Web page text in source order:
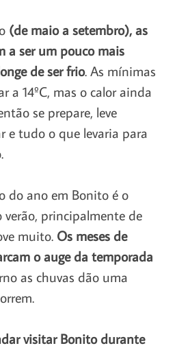
(de maio a setembro), as
a ser um pouco mais
de ser frio. As mínimas
a 14ºC, mas o calor ainda
se prepare, leve
e tudo o que levaria para
do ano em Bonito é o
verão, principalmente de
muito. Os meses de
o auge da temporada
as chuvas dão uma
visitar Bonito durante